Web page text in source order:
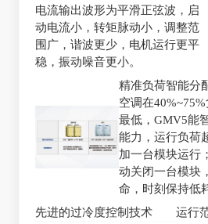
电流输出波形为平滑正弦波，启
动电流小，转矩脉动小，调整范
围广，谐波更少，电机运行更平
稳，振动噪音更小。
精准负荷智能分
空调在
最低，GMV5能
能力，运行负荷
加一台模块运行
动关闭一台模块
命，时刻保持低
先进的过冷度控制技术
运行